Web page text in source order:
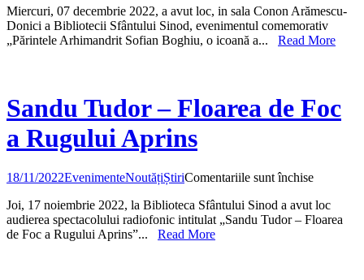
Sfântului
Sinod
Miercuri, 07 decembrie 2022, a avut loc, in sala Conon Arămescu-
Donici a Bibliotecii Sfântului Sinod, evenimentul comemorativ
„Părintele Arhimandrit Sofian Boghiu, o icoană a... Read More
Sandu Tudor – Floarea de Foc
a Rugului Aprins
18/11/2022EvenimenteNoutățiȘtiriComentariile sunt închisepentru
Tudor
–
Joi, 17 noiembrie 2022, la Biblioteca Sfântului Sinod a avut loc
audierea spectacolului radiofonic intitulat „Sandu Tudor – Floarea
de Foc a Rugului Aprins”... Read More